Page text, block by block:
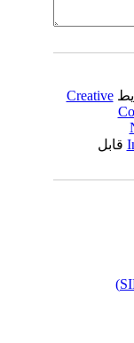
Creative